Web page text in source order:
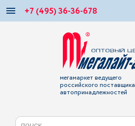
+7 (495) 36-36-678
мегамаркет ведущего
российского поставщика
автопринадлежностей